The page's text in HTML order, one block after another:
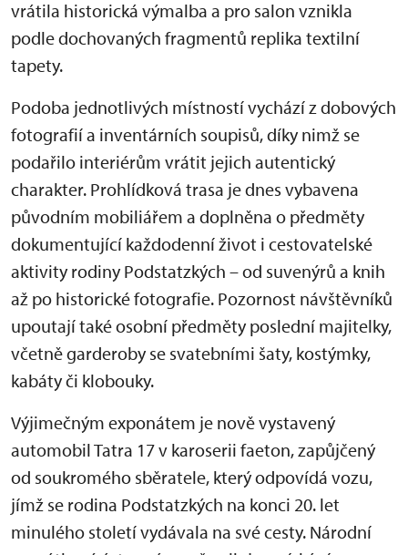
vrátila historická výmalba a pro salon vznikla
podle dochovaných fragmentů replika textilní
tapety.
Podoba jednotlivých místností vychází z dobových
fotografií a inventárních soupisů, díky nimž se
podařilo interiérům vrátit jejich autentický
charakter. Prohlídková trasa je dnes vybavena
původním mobiliářem a doplněna o předměty
dokumentující každodenní život i cestovatelské
aktivity rodiny Podstatzkých – od suvenýrů a knih
až po historické fotografie. Pozornost návštěvníků
upoutají také osobní předměty poslední majitelky,
včetně garderoby se svatebními šaty, kostýmky,
kabáty či klobouky.
Výjimečným exponátem je nově vystavený
automobil Tatra 17 v karoserii faeton, zapůjčený
od soukromého sběratele, který odpovídá vozu,
jímž se rodina Podstatzkých na konci 20. let
minulého století vydávala na své cesty. Národní